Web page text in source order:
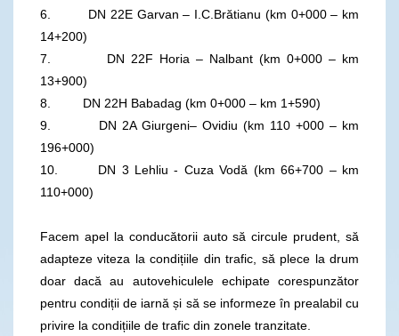
6. DN 22E Garvan – I.C.Brătianu (km 0+000 – km
14+200)
7. DN 22F Horia – Nalbant (km 0+000 – km
13+900)
8. DN 22H Babadag (km 0+000 – km 1+590)
9. DN 2A Giurgeni– Ovidiu (km 110 +000 – km
196+000)
10. DN 3 Lehliu - Cuza Vodă (km 66+700 – km
110+000)
Facem apel la conducătorii auto să circule prudent, să
adapteze viteza la condițiile din trafic, să plece la drum
doar dacă au autovehiculele echipate corespunzător
pentru condiții de iarnă și să se informeze în prealabil cu
privire la condițiile de trafic din zonele tranzitate.